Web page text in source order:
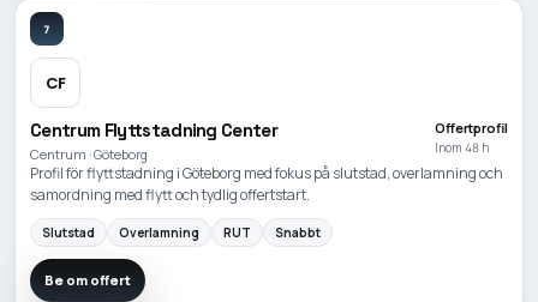
7
CF
Centrum Flyttstadning Center
Centrum · Göteborg
Offertprofil
Inom 48 h
Profil för flyttstadning i Göteborg med fokus på slutstad, overlamning och
samordning med flytt och tydlig offertstart.
Slutstad Overlamning RUT Snabbt
Be om offert